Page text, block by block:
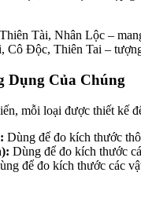
Tài, Nhân Lộc –
Cô Độc, Thiên Tai –
Dụng Của Chúng
mỗi loại được thiết kế
Dùng để đo kích thước
Dùng để đo kích thước
để đo kích thước các